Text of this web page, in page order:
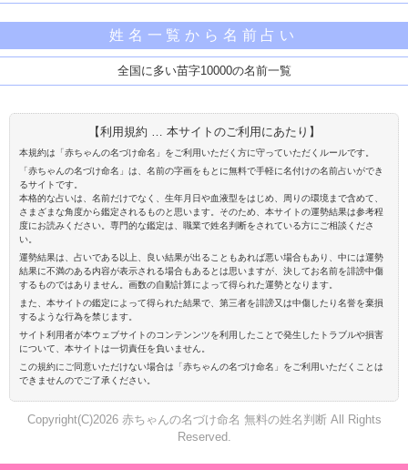
姓名一覧から名前占い
全国に多い苗字10000の名前一覧
【利用規約 … 本サイトのご利用にあたり】
本規約は「赤ちゃんの名づけ命名」をご利用いただく方に守っていただくルールです。
「赤ちゃんの名づけ命名」は、名前の字画をもとに無料で手軽に名付けの名前占いができ
るサイトです。
本格的な占いは、名前だけでなく、生年月日や血液型をはじめ、周りの環境まで含めて、
さまざまな角度から鑑定されるものと思います。そのため、本サイトの運勢結果は参考程
度にお読みください。専門的な鑑定は、職業で姓名判断をされている方にご相談くださ
い。
運勢結果は、占いである以上、良い結果が出ることもあれば悪い場合もあり、中には運勢
結果に不満のある内容が表示される場合もあるとは思いますが、決してお名前を誹謗中傷
するものではありません。画数の自動計算によって得られた運勢となります。
また、本サイトの鑑定によって得られた結果で、第三者を誹謗又は中傷したり名誉を棄損
するような行為を禁じます。
サイト利用者が本ウェブサイトのコンテンンツを利用したことで発生したトラブルや損害
について、本サイトは一切責任を負いません。
この規約にご同意いただけない場合は「赤ちゃんの名づけ命名」をご利用いただくことは
できませんのでご了承ください。
Copyright(C)2026 赤ちゃんの名づけ命名 無料の姓名判断 All Rights
Reserved.